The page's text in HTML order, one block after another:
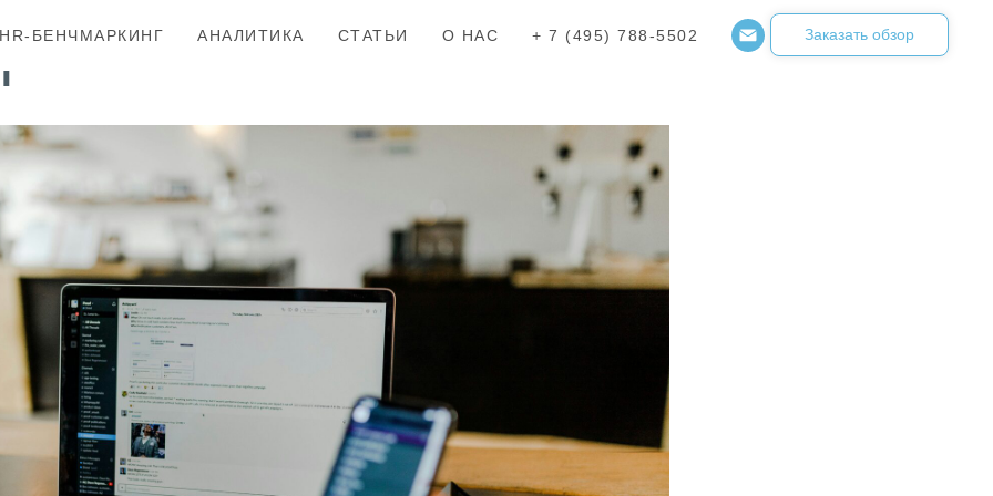
HR-БЕНЧМАРКИНГ АНАЛИТИКА СТАТЬИ О НАС + 7 (495) 788-5502 Заказать обзор
почему КПЭ не